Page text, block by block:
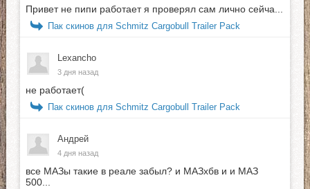
Привет не пипи работает я проверял сам лично сейча...
Пак скинов для Schmitz Cargobull Trailer Pack
Lexancho
3 дня назад
не работает(
Пак скинов для Schmitz Cargobull Trailer Pack
Андрей
4 дня назад
все МАЗы такие в реале забыл? и МАЗхбв и и МАЗ
500...